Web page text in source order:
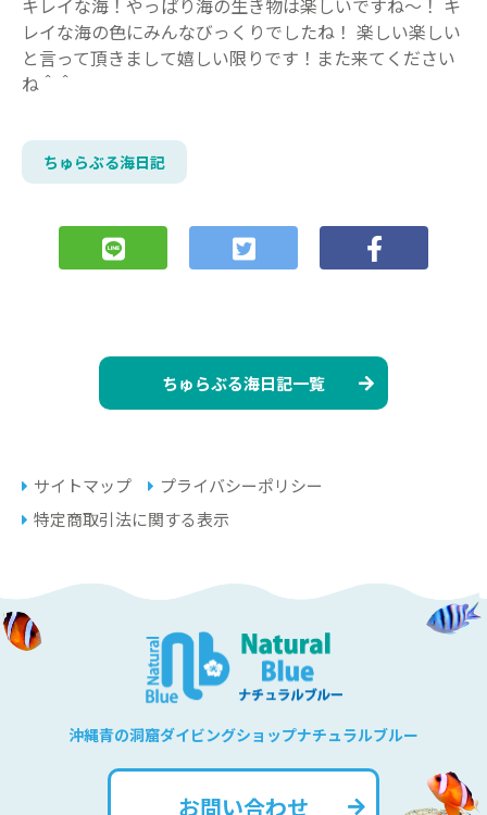
キレイな海！やっぱり海の生き物は楽しいですね～！ キ
レイな海の色にみんなびっくりでしたね！ 楽しい楽しい
と言って頂きまして嬉しい限りです！また来てください
ね＾＾
ちゅらぶる海日記
ちゅらぶる海日記一覧
サイトマップ
プライバシーポリシー
特定商取引法に関する表示
沖縄青の洞窟ダイビングショップナチュラルブルー
お問い合わせ